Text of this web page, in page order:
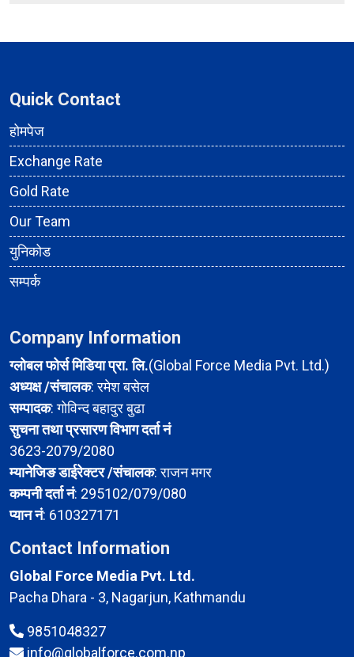
Quick Contact
होमपेज
Exchange Rate
Gold Rate
Our Team
युनिकोड
सम्पर्क
Company Information
ग्लोबल फोर्स मिडिया प्रा. लि.(Global Force Media Pvt. Ltd.)
अध्यक्ष /संचालक: रमेश बसेल
सम्पादक: गोविन्द बहादुर बुढा
सुचना तथा प्रसारण विभाग दर्ता नं
3623-2079/2080
म्यानेजिङ डाईरेक्टर /संचालक: राजन मगर
कम्पनी दर्ता नं: 295102/079/080
प्यान नं: 610327171
Contact Information
Global Force Media Pvt. Ltd.
Pacha Dhara - 3, Nagarjun, Kathmandu
9851048327
info@globalforce.com.np